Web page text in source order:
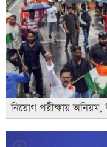
নিয়োগ পরীক্ষায় অনিয়ম,